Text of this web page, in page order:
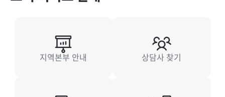
지역본부 안내 상담사 찾기